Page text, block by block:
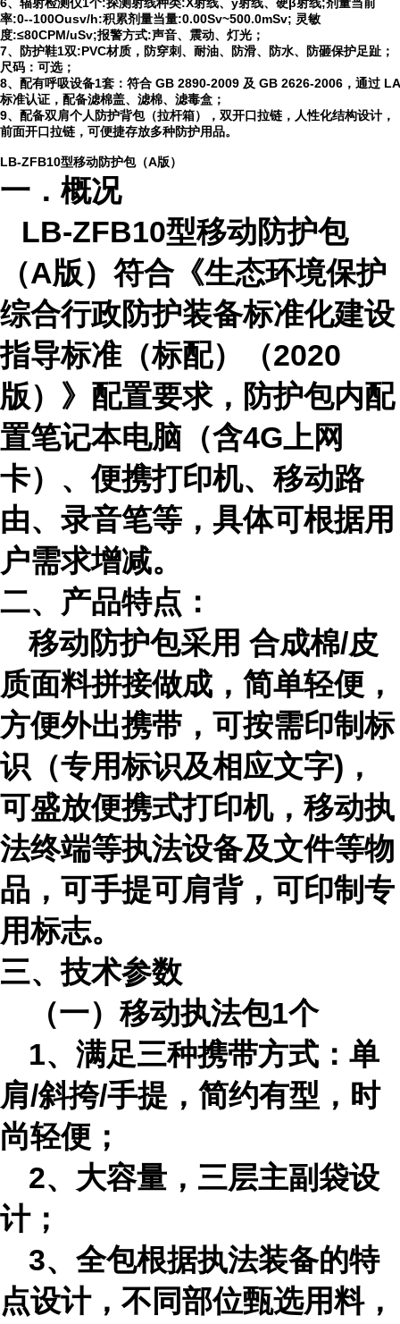
率:0--100Ousv/h:积累剂量当量:0.00Sv~500.0mSv; 灵敏
度:≤80CPM/uSv;报警方式:声音、震动、灯光；
7、防护鞋1双:PVC材质，防穿刺、耐油、防滑、防水、防砸保护足趾；
尺码：可选；
8、配有呼吸设备1套：符合 GB 2890-2009 及 GB 2626-2006，通过 LA
标准认证，配备滤棉盖、滤棉、滤毒盒；
9、配备双肩个人防护背包（拉杆箱），双开口拉链，人性化结构设计，
前面开口拉链，可便捷存放多种防护用品。
LB-ZFB10型移动防护包（A版）
一．概况
LB-ZFB10型移动防护包
（A版）符合《生态环境保护
综合行政防护装备标准化建设
指导标准（标配）（2020
版）》配置要求，防护包内配
置笔记本电脑（含4G上网
卡）、便携打印机、移动路
由、录音笔等，具体可根据用
户需求增减。
二、 产品特点 ：
移动防护包采用 合成棉/皮
质面料拼接做成，简单轻便，
方便外出携带，可按需印制标
识（专用标识及相应文字)，
可盛放便携式打印机，移动执
法终端等执法设备及文件等物
品，可手提可肩背，可印制专
用标志。
三、技术参数
（一）移动执法包1个
1、满足三种携带方式：单
肩/斜挎/手提，简约有型，时
尚轻便；
2、大容量，三层主副袋设
计；
3、全包根据执法装备的特
点设计，不同部位甄选用料，